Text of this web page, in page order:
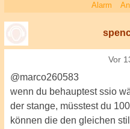
Alarm
Vor
@marco260583
wenn du behauptest ssio
der stange, müsstest du
können die den gleichen